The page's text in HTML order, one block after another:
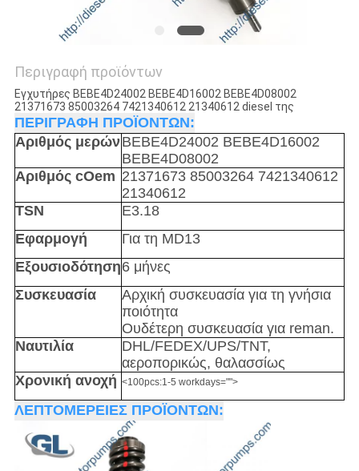
Περιγραφή προϊόντων
Εγχυτήρες BEBE4D24002 BEBE4D16002 BEBE4D08002
21371673 85003264 7421340612 21340612 diesel της
ΠΕΡΙΓΡΑΦΗ ΠΡΟΪΟΝΤΩΝ:
Αριθμός μερώνBEBE4D24002 BEBE4D16002
BEBE4D08002
Αριθμός cOem 21371673 85003264 7421340612
21340612
TSN
E3.18
Εφαρμογή
Για τη MD13
Εξουσιοδότηση6 μήνες
Συσκευασία
Αρχική συσκευασία για τη γνήσια
ποιότητα
Ουδέτερη συσκευασία για reman.
Ναυτιλία
DHL/FEDEX/UPS/TNT,
αεροπορικώς, θαλασσίως
Χρονική ανοχή <100pcs:1-5 workdays="">
ΛΕΠΤΟΜΕΡΕΙΕΣ ΠΡΟΪΟΝΤΩΝ: